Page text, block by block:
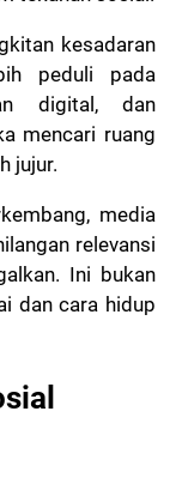
kesadaran
peduli pada
digital, dan
mencari ruang
jujur.
media
relevansi
Ini bukan
dan cara hidup